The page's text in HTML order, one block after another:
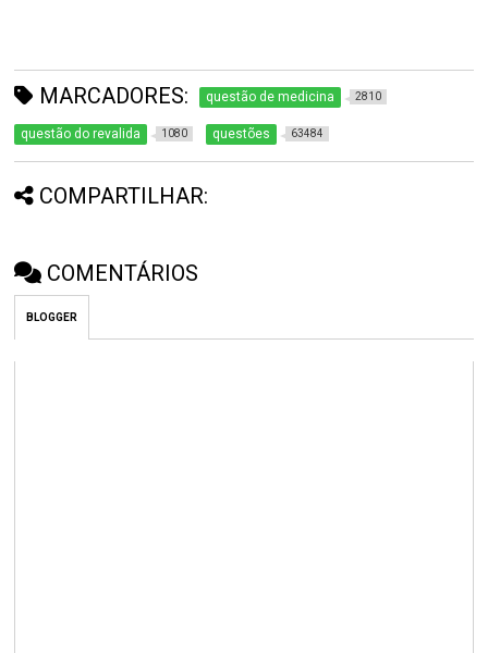
MARCADORES: questão de medicina 2810
questão do revalida 1080 questões 63484
COMPARTILHAR:
COMENTÁRIOS
BLOGGER